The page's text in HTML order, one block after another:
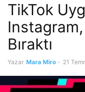
TikTok
Instagram,
Bıraktı
Yazar Mara Miro - 21